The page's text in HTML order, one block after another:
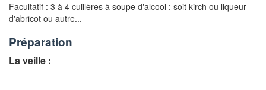
Facultatif : 3 à 4 cuillères à soupe d'alcool : soit kirch ou liqueur
d'abricot ou autre...
Préparation
La veille :